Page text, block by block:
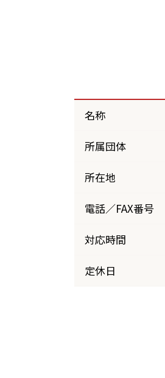
名称
所属団体
所在地
電話／FAX番号
対応時間
定休日